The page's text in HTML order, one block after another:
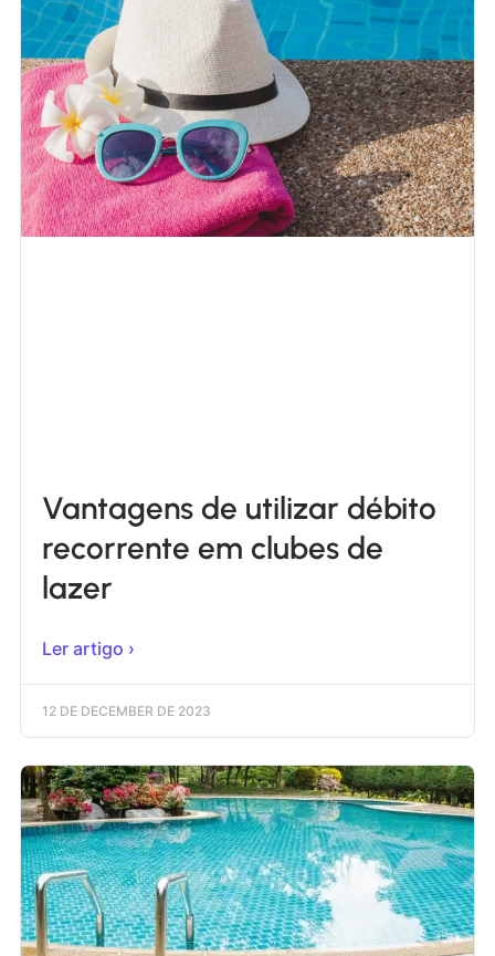
Vantagens de utilizar débito
recorrente em clubes de
lazer
Ler artigo ›
12 DE DECEMBER DE 2023